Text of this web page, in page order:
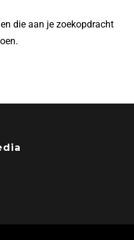
die aan je zoekopdracht